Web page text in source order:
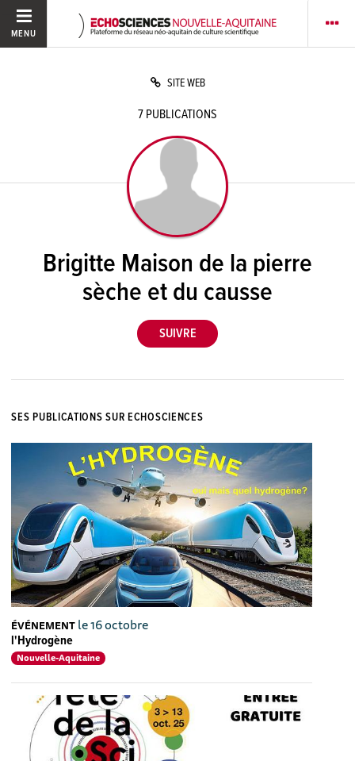
MENU
SITE WEB
7PUBLICATIONS
Brigitte Maison de la pierre
sèche et du causse
SES PUBLICATIONS SUR ECHOSCIENCES
ÉVÉNEMENT le 16 octobre
l'Hydrogène
Nouvelle-Aquitaine